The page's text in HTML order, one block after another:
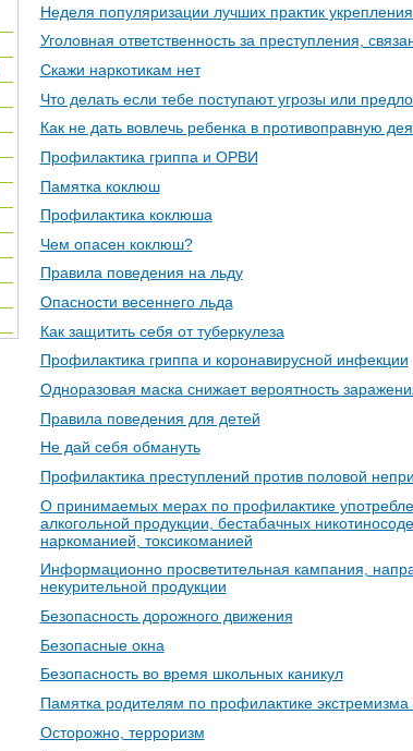
Неделя популяризации лучших практик
Уголовная ответственность за преступления,
Скажи наркотикам нет
Что делать если тебе поступают угрозы или
Как не дать вовлечь ребенка в противоправную
Профилактика гриппа и ОРВИ
Памятка коклюш
Профилактика коклюша
Чем опасен коклюш?
Правила поведения на льду
Опасности весеннего льда
Как защитить себя от туберкулеза
Профилактика гриппа и коронавирусной инфекции
Одноразовая маска снижает вероятность
Правила поведения для детей
Не дай себя обмануть
Профилактика преступлений против половой
О принимаемых мерах по профилактике
алкогольной продукции, бестабачных
наркоманией, токсикоманией
Информационно просветительная кампания,
некурительной продукции
Безопасность дорожного движения
Безопасные окна
Безопасность во время школьных каникул
Памятка родителям по профилактике экстремизма
Осторожно, терроризм